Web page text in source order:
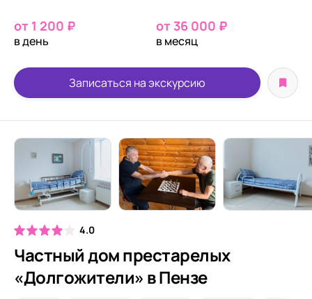
от 1 200 ₽
в день
от 36 000 ₽
в месяц
Записаться на экскурсию
4.0
Частный дом престарелых
«Долгожители» в Пензе